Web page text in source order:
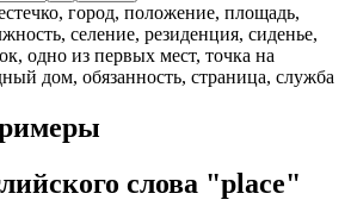
город, положение, площадь,
селение, резиденция, сиденье,
одно из первых мест, точка на
дом, обязанность, страница, служба
слова "place"